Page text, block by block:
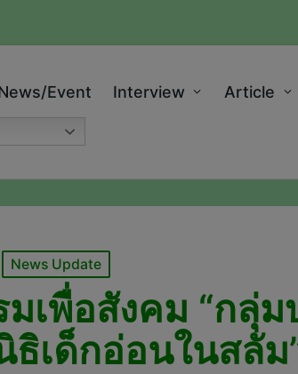
Event Interview Article
Posted
News Update
เพื่อสังคม “กลุ่
ธิเด็กอ่อนในสลัม